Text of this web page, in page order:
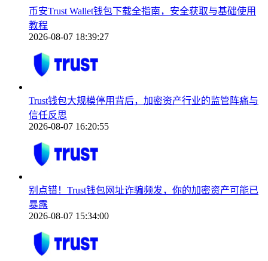
币安Trust Wallet钱包下载全指南，安全获取与基础使用
教程
2026-08-07 18:39:27
Trust钱包大规模停用背后，加密资产行业的监管阵痛与
信任反思
2026-08-07 16:20:55
别点错！Trust钱包网址诈骗频发，你的加密资产可能已
暴露
2026-08-07 15:34:00